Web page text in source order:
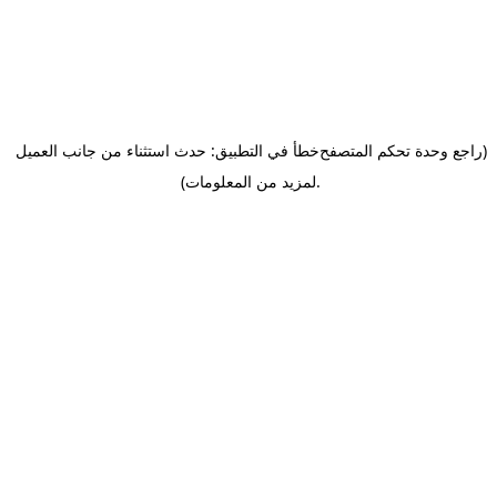
خطأ في التطبيق: حدث استثناء من جانب العميل(راجع وحدة تحكم المتصفح
لمزيد من المعلومات).